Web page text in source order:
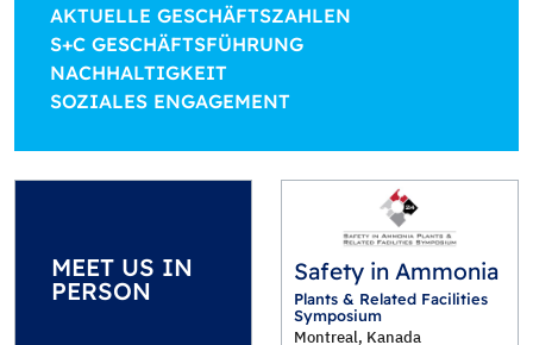
AKTUELLE GESCHÄFTSZAHLEN
S+C GESCHÄFTSFÜHRUNG
NACHHALTIGKEIT
SOZIALES ENGAGEMENT
MEET US IN
PERSON
Safety in Ammonia
Plants & Related Facilities
Symposium
Montreal, Kanada